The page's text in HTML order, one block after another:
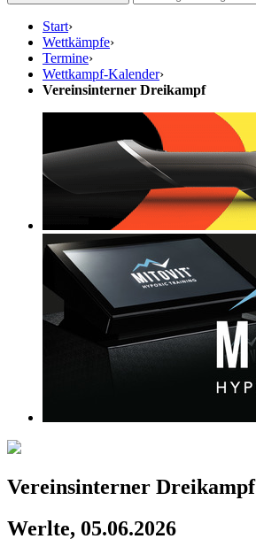
Start›
Wettkämpfe›
Termine›
Wettkampf-Kalender›
Vereinsinterner Dreikampf
Vereinsinterner Dreikampf
Werlte, 05.06.2026